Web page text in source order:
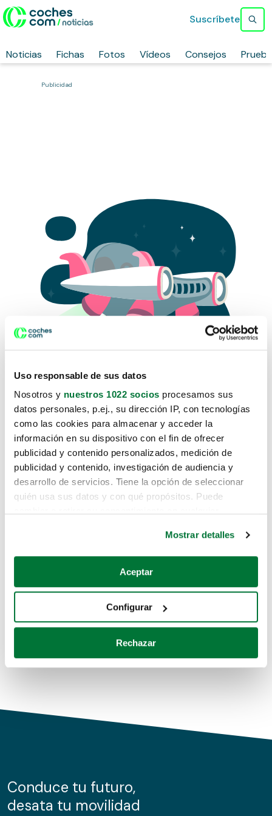
Uso responsable de sus datos
Nosotros y nuestros 1022 socios procesamos sus
datos personales, p.ej., su dirección IP, con tecnologías
como las cookies para almacenar y acceder la
información en su dispositivo con el fin de ofrecer
publicidad y contenido personalizados, medición de
publicidad y contenido, investigación de audiencia y
desarrollo de servicios. Tiene la opción de seleccionar
quién usa sus datos y con qué propósitos. Puede
Si lo permite, también quisiéramos:
Recopilar información sobre su ubicación geográfica
Identificar su dispositivo analizándolo activamente
para buscar características específicas (huellas
Obtenga más información sobre cómo se procesan sus
de cookies.
información sobre el uso que haga del sitio web con
nuestros partners de redes sociales, publicidad y análisis
Mostrar detalles
Aceptar
Configurar
Rechazar
Noticias Fichas Fotos Vídeos Consejos
Suscríbete
Publicidad
Lo sentimos, no sabemos como
te hemos traido hasta aquí.
Pero puedes encontrar el coche que estás
buscando en alguno de estos enlaces:
Coches de segunda mano
Coches de km0
Conduce tu futuro,
desata tu movilidad